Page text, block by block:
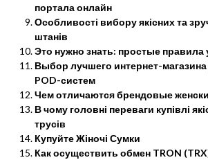
портала онлайн
Особливості вибору якісних та
штанів
Это нужно знать: простые
Выбор лучшего интернет-магазина
POD-систем
Чем отличаются брендовые
В чому головні переваги купівлі
трусів
Купуйте Жіночі Сумки
Как осуществить обмен TRON